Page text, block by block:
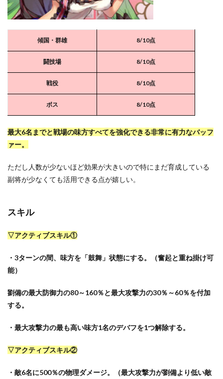
傾国・群雄 8/10点
闘技場 8/10点
戦役 8/10点
ボス 8/10点
最大6名までと戦場の味方すべてを強化できる非常に有力なバッフ
ァー。
ただし人数が少ないほど効果が大きいので特にまだ育成している
副将が少なくても活用できる点が嬉しい。
スキル
▽アクティブスキル①
・3ターンの間、味方を「鼓舞」状態にする。（奮起と重ね掛け可
能）
劉備の最大防御力の80～160％と最大攻撃力の30％～60％を付加
する。
・最大攻撃力の最も高い味方1名のデバフを1つ解除する。
▽アクティブスキル②
・敵6名に500％の物理ダメージ。（最大攻撃力が劉備より低い敵